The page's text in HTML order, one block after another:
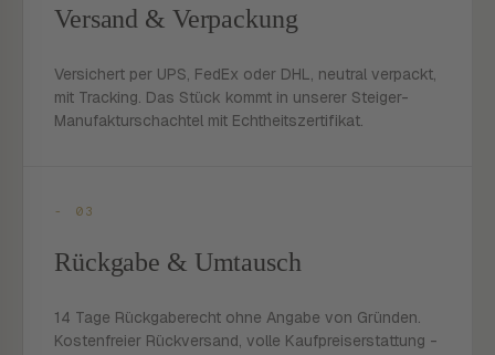
Versand & Verpackung
Versichert per UPS, FedEx oder DHL, neutral verpackt,
mit Tracking. Das Stück kommt in unserer Steiger-
Manufakturschachtel mit Echtheitszertifikat.
- 03
Rückgabe & Umtausch
14 Tage Rückgaberecht ohne Angabe von Gründen.
Kostenfreier Rückversand, volle Kaufpreiserstattung -